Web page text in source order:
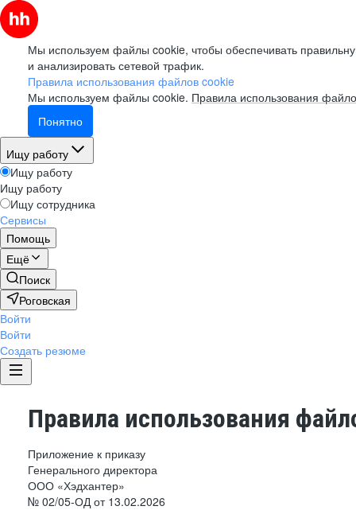
Мы используем файлы cookie, чтобы обеспечивать
и анализировать сетевой трафик.
Правила использования файлов cookie
Мы используем файлы cookie. Правила использования
Понятно
Ищу работу
Ищу работу
Ищу работу
Ищу сотрудника
Сервисы
Помощь
Ещё
Поиск
Роговская
Войти
Войти
Создать резюме
Правила использования
Приложение к приказу
Генерального директора
ООО «Хэдхантер»
№ 02/05-ОД от 13.02.2026